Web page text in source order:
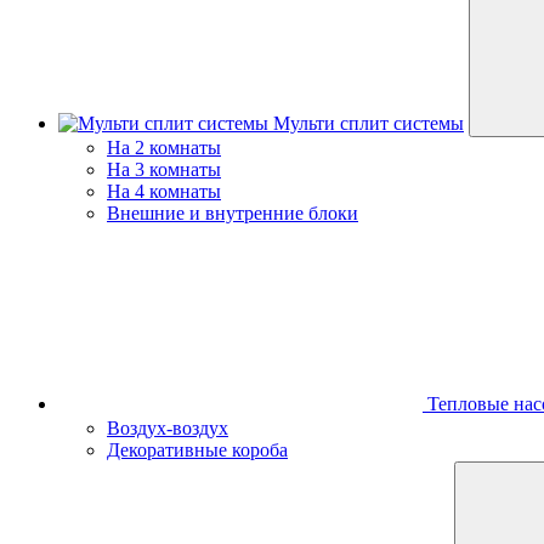
Мульти сплит системы
На 2 комнаты
На 3 комнаты
На 4 комнаты
Внешние и внутренние блоки
Тепловые
Воздух-воздух
Декоративные короба